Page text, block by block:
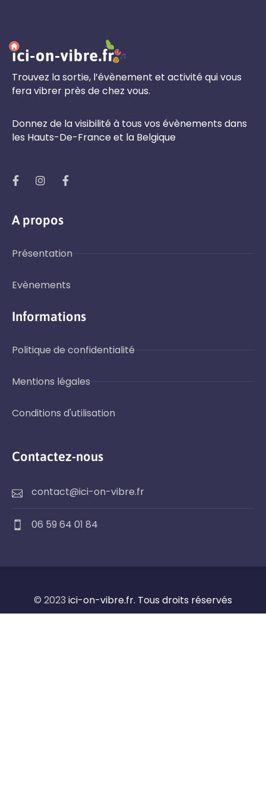
Trouvez la sortie, l’évènement et activité qui vous
fera vibrer près de chez vous.
Donnez de la visibilité à tous vos évènements dans
les Hauts-De-France et la Belgique
A propos
Présentation
Evènements
Informations
Politique de confidentialité
Mentions légales
Conditions d'utilisation
Contactez-nous
contact@ici-on-vibre.fr
06 59 64 01 84
© 2023 ici-on-vibre.fr. Tous droits réservés